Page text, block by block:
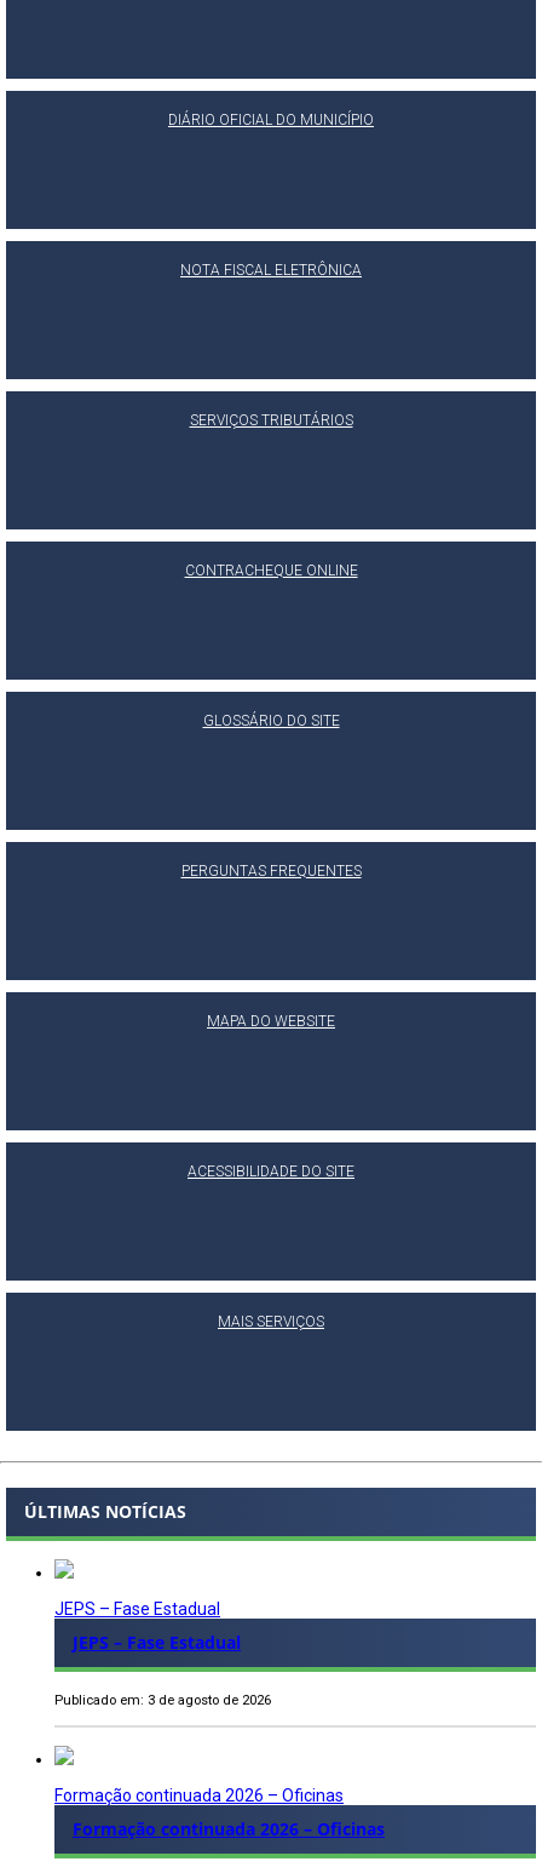
DIÁRIO OFICIAL DO MUNICÍPIO
NOTA FISCAL ELETRÔNICA
SERVIÇOS TRIBUTÁRIOS
CONTRACHEQUE ONLINE
GLOSSÁRIO DO SITE
PERGUNTAS FREQUENTES
MAPA DO WEBSITE
ACESSIBILIDADE DO SITE
MAIS SERVIÇOS
ÚLTIMAS NOTÍCIAS
JEPS – Fase Estadual
JEPS – Fase Estadual
Publicado em: 3 de agosto de 2026
Formação continuada 2026 – Oficinas
Formação continuada 2026 – Oficinas